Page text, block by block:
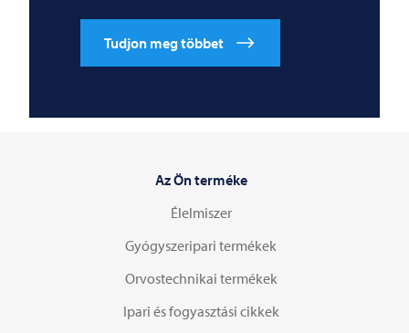
Tudjon meg többet
Az Ön terméke
Élelmiszer
Gyógyszeripari termékek
Orvostechnikai termékek
Ipari és fogyasztási cikkek